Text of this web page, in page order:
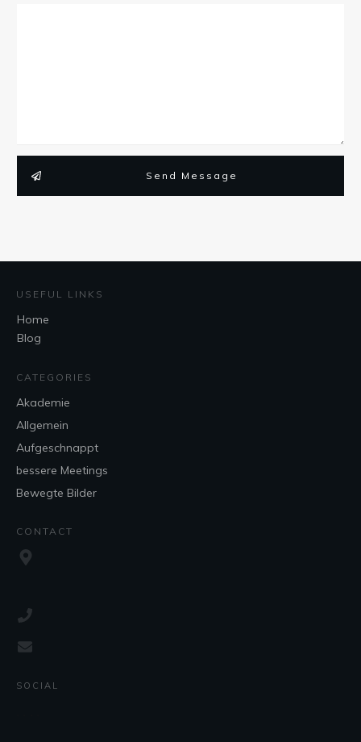
Send Message
USEFUL LINKS
Home
Blog
CATEGORIES
Akademie
Allgemein
Aufgeschnappt
bessere Meetings
Bewegte Bilder
CONTACT
SOCIAL